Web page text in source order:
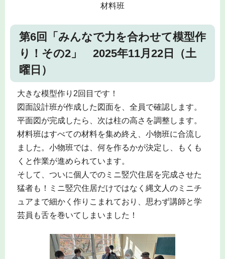
材料班
第6回「みんなで力を合わせて模型作
り！その2」 2025年11月22日（土
曜日）
大きな模型作り2回目です！
図面設計班が作成した図面を、全員で確認します。
平面図が完成したら、次は柱の高さを調整します。
材料班はすべての材料を集め終え、小物班に合流し
ました。小物班では、何を作るかが決定し、もくも
くと作業が進められています。
そして、ついに個人でのミニ竪穴住居を完成させた
猛者も！ミニ竪穴住居だけではなく縄文人のミニチ
ュアまで細かく作りこまれており、思わず講師と学
芸員も舌を巻いてしまいました！